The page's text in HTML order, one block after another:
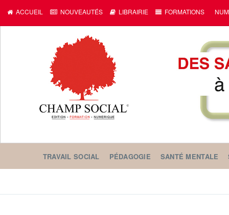
ACCUEIL NOUVEAUTÉS LIBRAIRIE FORMATIONS
TRAVAIL SOCIAL PÉDAGOGIE SANTÉ MENTALE